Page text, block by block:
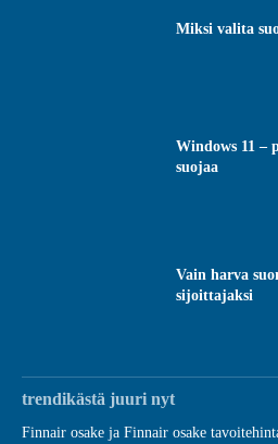
Miksi valita
Windows 11 –
suojaa
Vain harva
sijoittajaksi
trendikästä juuri nyt
Finnair osake ja Finnair osake